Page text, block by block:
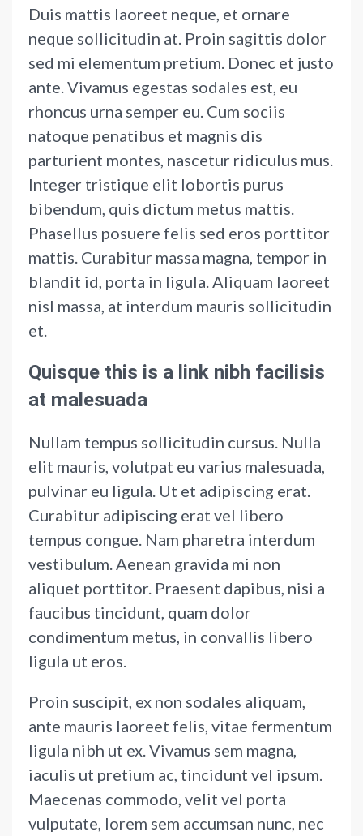
Duis mattis laoreet neque, et ornare
neque sollicitudin at. Proin sagittis dolor
sed mi elementum pretium. Donec et justo
ante. Vivamus egestas sodales est, eu
rhoncus urna semper eu. Cum sociis
natoque penatibus et magnis dis
parturient montes, nascetur ridiculus mus.
Integer tristique elit lobortis purus
bibendum, quis dictum metus mattis.
Phasellus posuere felis sed eros porttitor
mattis. Curabitur massa magna, tempor in
blandit id, porta in ligula. Aliquam laoreet
nisl massa, at interdum mauris sollicitudin
et.
Quisque this is a link nibh facilisis
at malesuada
Nullam tempus sollicitudin cursus. Nulla
elit mauris, volutpat eu varius malesuada,
pulvinar eu ligula. Ut et adipiscing erat.
Curabitur adipiscing erat vel libero
tempus congue. Nam pharetra interdum
vestibulum. Aenean gravida mi non
aliquet porttitor. Praesent dapibus, nisi a
faucibus tincidunt, quam dolor
condimentum metus, in convallis libero
ligula ut eros.
Proin suscipit, ex non sodales aliquam,
ante mauris laoreet felis, vitae fermentum
ligula nibh ut ex. Vivamus sem magna,
iaculis ut pretium ac, tincidunt vel ipsum.
Maecenas commodo, velit vel porta
vulputate, lorem sem accumsan nunc, nec